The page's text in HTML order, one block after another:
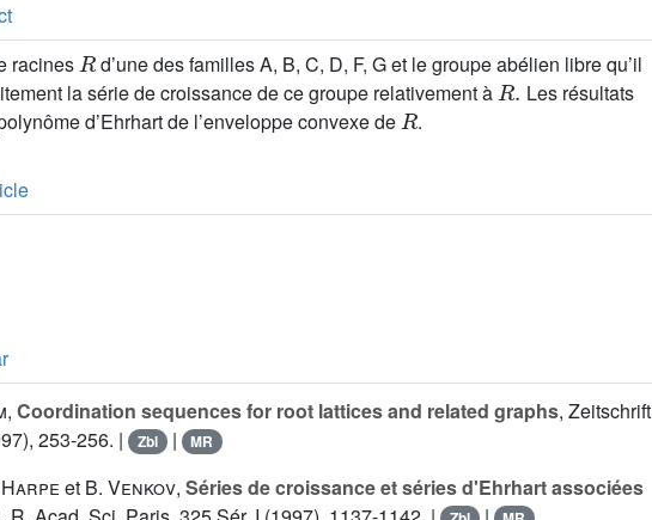
racines
R
d’une des familles A, B, C, D, F, G et le groupe abélien libre qu’il
la série de croissance de ce groupe relativement à
R.
Les résultats
d’Ehrhart de l’enveloppe convexe de
R
.
, Coordination sequences for root lattices and related graphs, Zeitschrift
253-256. |
Zbl | MR
Harpe et B. Venkov, Séries de croissance et séries d'Ehrhart associées